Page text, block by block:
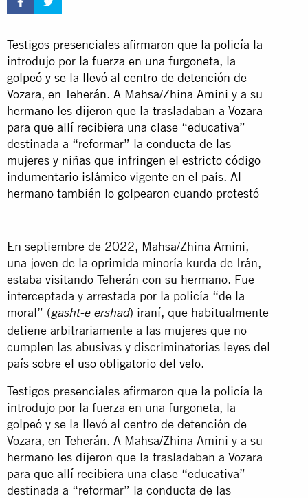
Testigos presenciales afirmaron que la policía la
introdujo por la fuerza en una furgoneta, la
golpeó y se la llevó al centro de detención de
Vozara, en Teherán. A Mahsa/Zhina Amini y a su
hermano les dijeron que la trasladaban a Vozara
para que allí recibiera una clase “educativa”
destinada a “reformar” la conducta de las
mujeres y niñas que infringen el estricto código
indumentario islámico vigente en el país. Al
hermano también lo golpearon cuando protestó
En septiembre de 2022, Mahsa/Zhina Amini,
una joven de la oprimida minoría kurda de Irán,
estaba visitando Teherán con su hermano. Fue
interceptada y arrestada por la policía “de la
moral” (gasht-e ershad) iraní, que habitualmente
detiene arbitrariamente a las mujeres que no
cumplen las abusivas y discriminatorias leyes del
país sobre el uso obligatorio del velo.
Testigos presenciales afirmaron que la policía la
introdujo por la fuerza en una furgoneta, la
golpeó y se la llevó al centro de detención de
Vozara, en Teherán. A Mahsa/Zhina Amini y a su
hermano les dijeron que la trasladaban a Vozara
para que allí recibiera una clase “educativa”
destinada a “reformar” la conducta de las